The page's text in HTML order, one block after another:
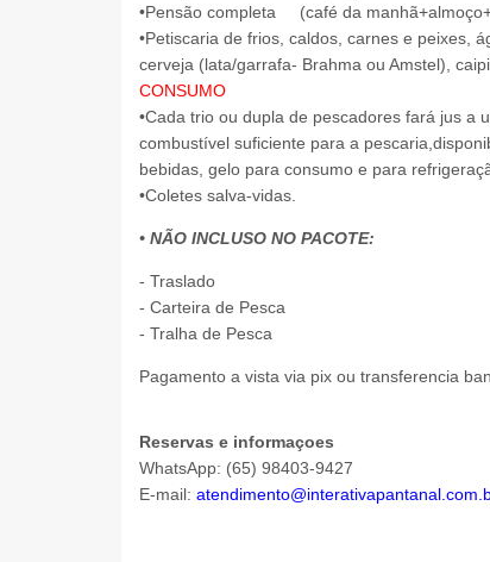
•Pensão completa (café da
•Petiscaria de frios, caldos, carnes e peixes,
cerveja (lata/garrafa- Brahma ou Amstel),
CONSUMO
•Cada trio ou dupla de pescadores fará jus a
combustível suficiente para a
bebidas, gelo para consumo e para
•Coletes salva-vidas.
• NÃO INCLUSO NO PACOTE:
- Traslado
- Carteira de Pesca
- Tralha de Pesca
Pagamento a vista via pix ou transferencia
Reservas e informaçoes
WhatsApp: (65) 98403-9427
E-mail: